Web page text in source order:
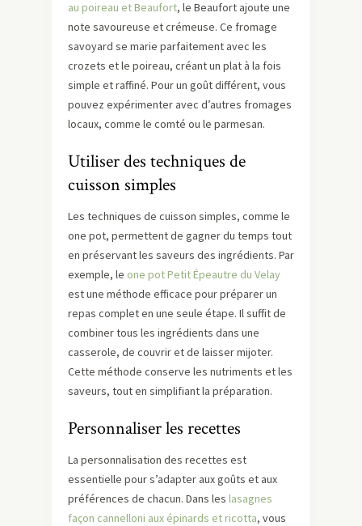
au poireau et Beaufort, le Beaufort ajoute une
note savoureuse et crémeuse. Ce fromage
savoyard se marie parfaitement avec les
crozets et le poireau, créant un plat à la fois
simple et raffiné. Pour un goût différent, vous
pouvez expérimenter avec d’autres fromages
locaux, comme le comté ou le parmesan.
Utiliser des techniques de
cuisson simples
Les techniques de cuisson simples, comme le
one pot, permettent de gagner du temps tout
en préservant les saveurs des ingrédients. Par
exemple, le one pot Petit Épeautre du Velay
est une méthode efficace pour préparer un
repas complet en une seule étape. Il suffit de
combiner tous les ingrédients dans une
casserole, de couvrir et de laisser mijoter.
Cette méthode conserve les nutriments et les
saveurs, tout en simplifiant la préparation.
Personnaliser les recettes
La personnalisation des recettes est
essentielle pour s’adapter aux goûts et aux
préférences de chacun. Dans les lasagnes
façon cannelloni aux épinards et ricotta, vous